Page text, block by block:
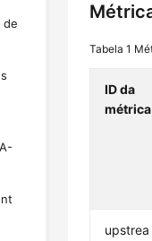
de
Tabela 1
ID da
métrica
upstrea